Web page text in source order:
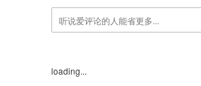
loading...